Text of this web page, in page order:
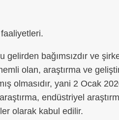
gelirden bağımsızdır ve
olan, araştırma ve
olmasıdır, yani 2 Ocak
endüstriyel
olarak kabul edilir.